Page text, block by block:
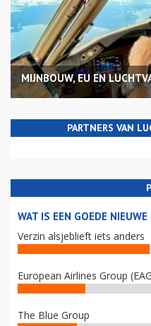
MIJNBOUW, EU EN
PARTNERS VAN
WAT IS EEN GOEDE
Verzin alsjeblieft iets anders
European Airlines Group
The Blue Group